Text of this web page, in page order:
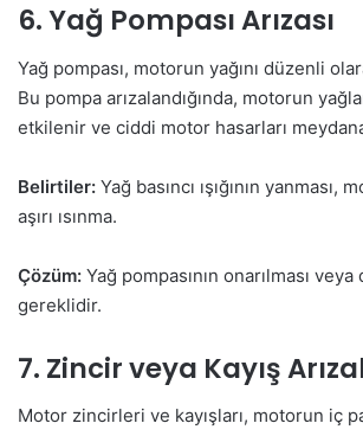
6. Yağ Pompası Arızası
Yağ pompası, motorun yağını düzenli
Bu pompa arızalandığında, motorun
etkilenir ve ciddi motor hasarları
Belirtiler: Yağ basıncı ışığının
aşırı ısınma.
Çözüm: Yağ pompasının onarılması
gereklidir.
7. Zincir veya Kayış
Motor zincirleri ve kayışları, motorun iç